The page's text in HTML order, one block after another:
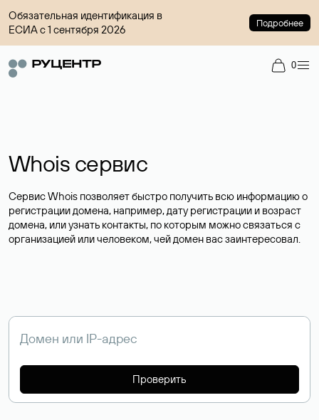
Обязательная идентификация в
ЕСИА с 1 сентября 2026
Подробнее
0
Whois сервис
Сервис Whois позволяет быстро получить всю информацию о
регистрации домена, например, дату регистрации и возраст
домена, или узнать контакты, по которым можно связаться с
организацией или человеком, чей домен вас заинтересовал.
Проверить